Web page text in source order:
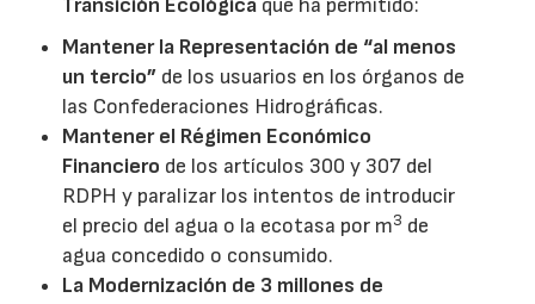
Transición Ecológica que ha permitido:
Mantener la Representación de “al menos
un tercio” de los usuarios en los órganos de
las Confederaciones Hidrográficas.
Mantener el Régimen Económico
Financiero de los artículos 300 y 307 del
RDPH y paralizar los intentos de introducir
el precio del agua o la ecotasa por m3 de
agua concedido o consumido.
La Modernización de 3 millones de